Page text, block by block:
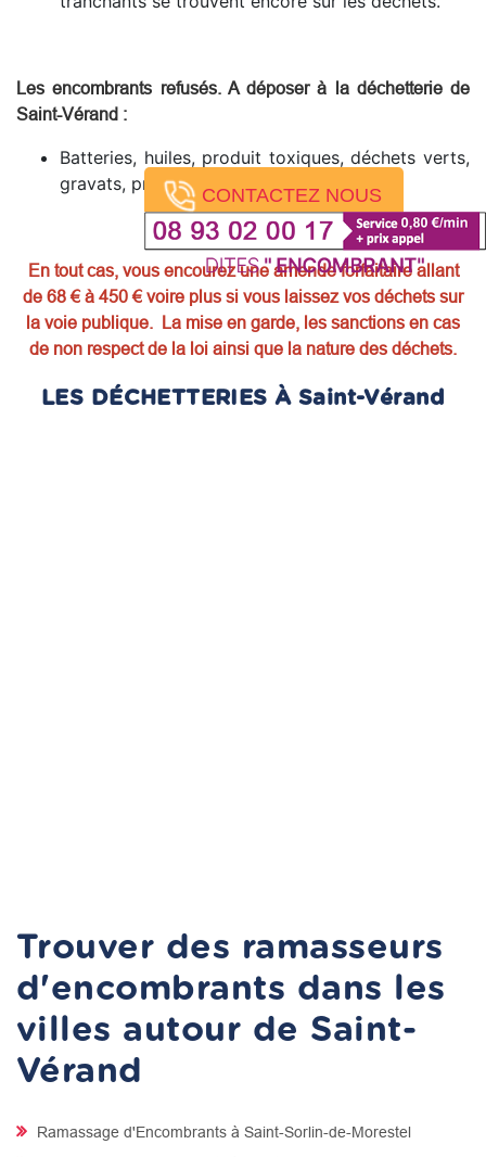
CONTACTEZ NOUS
Les encombrants refusés. A déposer à la déchetterie de
Saint-Vérand :
Batteries, huiles, produit toxiques, déchets verts,
gravats, pneus, produits dangereux.
En tout cas, vous encourez une amende forfaitaire allant
de 68 € à 450 € voire plus si vous laissez vos déchets sur
la voie publique. La mise en garde, les sanctions en cas
de non respect de la loi ainsi que la nature des déchets.
LES DÉCHETTERIES À Saint-Vérand
Trouver des ramasseurs
d'encombrants dans les
villes autour de Saint-
Vérand
Ramassage d'Encombrants à Saint-Sorlin-de-Morestel